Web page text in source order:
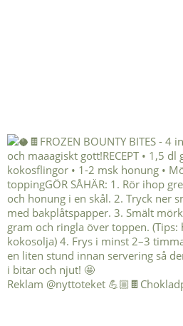
Reklam @nyttoteket